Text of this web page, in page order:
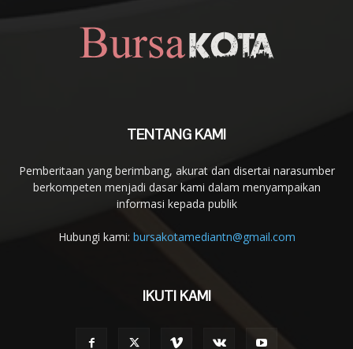
TENTANG KAMI
Pemberitaan yang berimbang, akurat dan disertai narasumber
berkompeten menjadi dasar kami dalam menyampaikan
informasi kepada publik
Hubungi kami: bursakotamediantn@gmail.com
IKUTI KAMI